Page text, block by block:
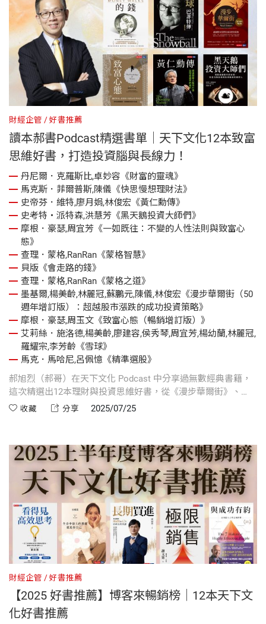
財經企管 好書推薦
讀本郝書Podcast精選書單｜天下文化12本致富
思維好書，打造投資腦與長線力！
丹尼爾．克羅斯比,卓妙容《財富的靈魂》
馬克斯．菲爾普斯,陳儀《快思慢想理財法》
史帝芬．維特,廖月娟,林俊宏《黃仁勳傳》
史考特・派特森,洪慧芳《黑天鵝投資大師們》
摩根．豪瑟,周宜芳《一如既往：不變的人性法則與致富心
態》
查理．蒙格,RanRan《蒙格智慧》
貝版《會走路的錢》
查理．蒙格,RanRan《蒙格之道》
墨基爾,楊美齡,林麗冠,蘇鵬元,陳儀,林俊宏《漫步華爾街（50
週年增訂版）：超越股市漲跌的成功投資策略》
摩根．豪瑟,周玉文《致富心態（暢銷增訂版）》
艾莉絲．施洛德,楊美齡,廖建容,侯秀琴,周宜芳,楊幼蘭,林麗冠,
羅耀宗,李芳齡《雪球》
馬克．馬哈尼,呂佩憶《精準選股》
郝旭烈（郝哥）在天下文化 Podcast 中分享過無數經典書籍，
這次精選出12本理財與投資思維好書，從《漫步華爾街》、
《致富心態》、《會走路的錢》，每一本都是提升財務素養、
收藏 分享 2025/07/25
財經企管 好書推薦
【2025 好書推薦】博客來暢銷榜｜12本天下文
化好書推薦